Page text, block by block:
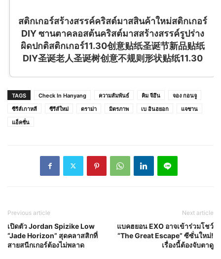
สติกเกอร์สร้างสรรค์คริสต์มาสสินค้าใหม่สติกเกอร์
DIY ซานตาคลอสต้นคริสต์มาสสร้างสรรค์รูปร่าง
ผิดปกติสติกเกอร์11.30创意贴纸圣诞节新品贴纸
DIY圣诞老人圣诞树创意不规则形状贴纸11.30
TAGS Check In Hanyang ความสัมพันธ์ คิม จีอึน
จอง กอนจู
ซีรีส์เกาหลี
ซีรีส์ใหม่ ดราม่า มิตรภาพ เบ อินฮยอก
แจชาน
แอ็คชั่น
Previous article
เปิดตัว Jordan Spizike Low
“Jade Horizon” สุดคลาสสิกที่
สายสนีกเกอร์ต้องไม่พลาด
Next article
แบคฮยอน EXO อาจเข้าร่วมโชว์
“The Great Escape” ซีซั่นใหม่!
เรื่องนี้ต้องจับตาดู